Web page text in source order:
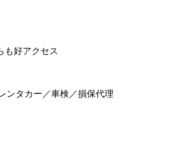
も好アクセス
ンタカー／車検／損保代理